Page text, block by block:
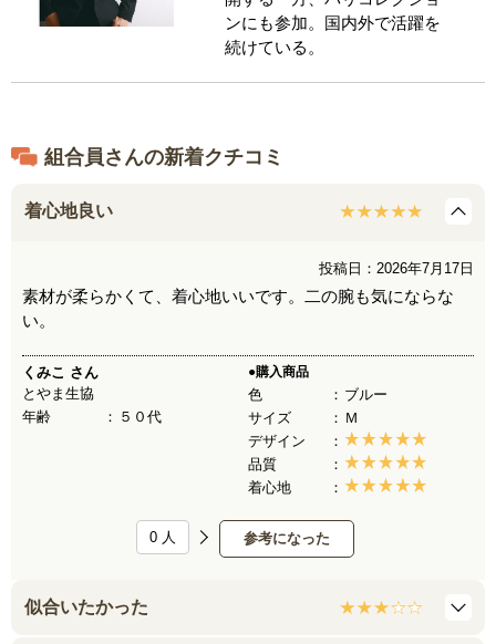
ンにも参加。国内外で活躍を
続けている。
組合員さんの新着クチコミ
着心地良い
投稿日：2026年7月17日
素材が柔らかくて、着心地いいです。二の腕も気にならな
い。
くみこ さん
とやま生協
年齢
５０代
●購入商品
色
ブルー
サイズ
Ｍ
デザイン
品質
着心地
参考になった
0 人
似合いたかった